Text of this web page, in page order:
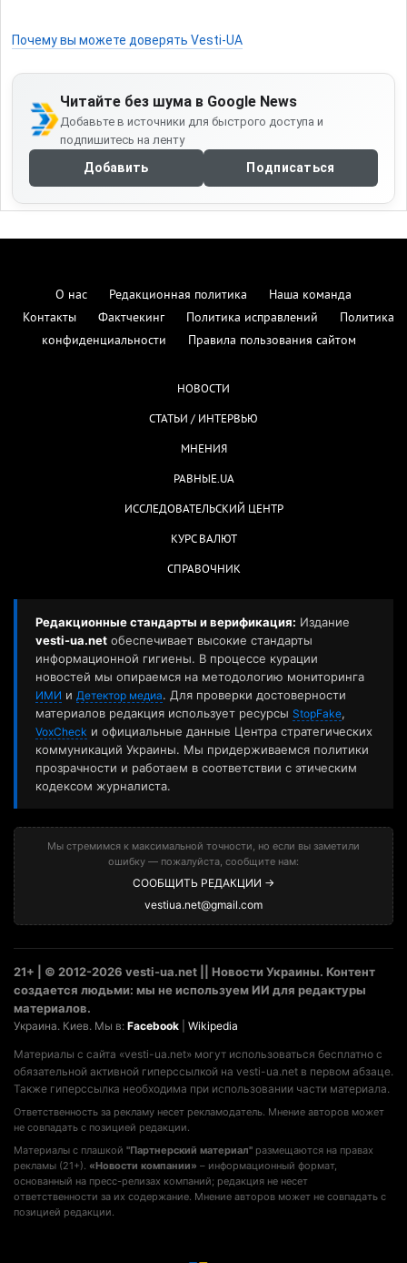
Почему вы можете доверять Vesti-UA
Читайте без шума в Google News
Добавьте в источники для быстрого доступа и
подпишитесь на ленту
Добавить Подписаться
О нас Редакционная политика
Наша команда
Контакты
Фактчекинг Политика исправлений
Политика
конфиденциальности
Правила пользования сайтом
НОВОСТИ
СТАТЬИ / ИНТЕРВЬЮ
МНЕНИЯ
РАВНЫЕ.UA
ИССЛЕДОВАТЕЛЬСКИЙ ЦЕНТР
КУРС ВАЛЮТ
СПРАВОЧНИК
Редакционные стандарты и верификация: Издание
vesti-ua.net обеспечивает высокие стандарты
информационной гигиены. В процессе курации
новостей мы опираемся на методологию мониторинга
ИМИ и Детектор медиа. Для проверки достоверности
материалов редакция использует ресурсы StopFake,
VoxCheck и официальные данные Центра стратегических
коммуникаций Украины. Мы придерживаемся политики
прозрачности и работаем в соответствии с этическим
кодексом журналиста.
Мы стремимся к максимальной точности, но если вы заметили
ошибку — пожалуйста, сообщите нам:
СООБЩИТЬ РЕДАКЦИИ →
vestiua.net@gmail.com
21+ | © 2012-2026 vesti-ua.net || Новости Украины. Контент
создается людьми: мы не используем ИИ для редактуры
материалов.
Украина. Киев. Мы в: Facebook Wikipedia
Материалы с сайта «vesti-ua.net» могут использоваться бесплатно с
обязательной активной гиперссылкой на vesti-ua.net в первом абзаце.
Также гиперссылка необходима при использовании части материала.
Ответственность за рекламу несет рекламодатель. Мнение авторов может
не совпадать с позицией редакции.
Материалы с плашкой "Партнерский материал" размещаются на правах
рекламы (21+). «Новости компании» – информационный формат,
основанный на пресс-релизах компаний; редакция не несет
ответственности за их содержание. Мнение авторов может не совпадать с
позицией редакции.